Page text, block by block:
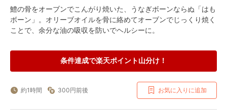
鱧の骨をオーブンでこんがり焼いた、うなぎボーンならぬ「はも
ボーン」。オリーブオイルを骨に絡めてオーブンでじっくり焼く
ことで、余分な油の吸収を防いでヘルシーに。
条件達成で楽天ポイント山分け！
約1時間 300円前後 お気に入りに追加